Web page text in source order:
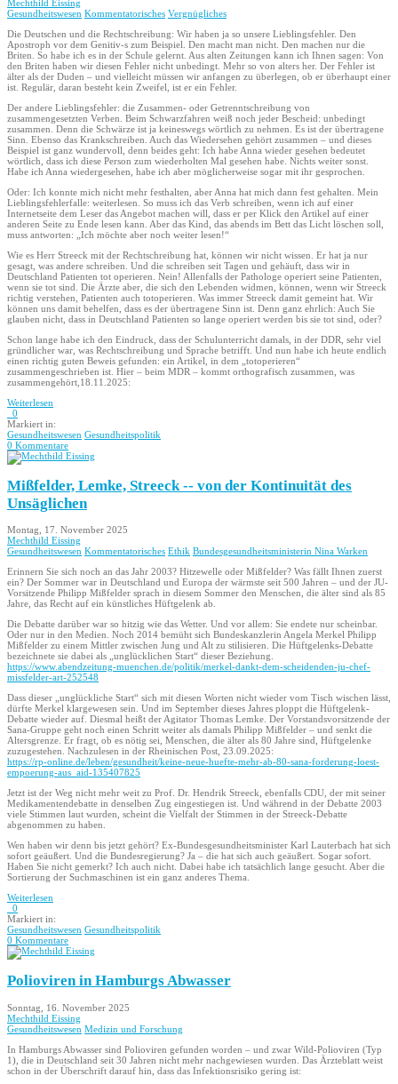
Mechthild Eissing
Gesundheitswesen Kommentatorisches Vergnügliches
Die Deutschen und die Rechtschreibung: Wir haben ja so unsere Lieblingsfehler. Den
Apostroph vor dem Genitiv-s zum Beispiel. Den macht man nicht. Den machen nur die
Briten. So habe ich es in der Schule gelernt. Aus alten Zeitungen kann ich Ihnen sagen: Von
den Briten haben wir diesen Fehler nicht unbedingt. Mehr so von alters her. Der Fehler ist
älter als der Duden – und vielleicht müssen wir anfangen zu überlegen, ob er überhaupt einer
ist. Regulär, daran besteht kein Zweifel, ist er ein Fehler.
Der andere Lieblingsfehler: die Zusammen- oder Getrenntschreibung von
zusammengesetzten Verben. Beim Schwarzfahren weiß noch jeder Bescheid: unbedingt
zusammen. Denn die Schwärze ist ja keineswegs wörtlich zu nehmen. Es ist der übertragene
Sinn. Ebenso das Krankschreiben. Auch das Wiedersehen gehört zusammen – und dieses
Beispiel ist ganz wundervoll, denn beides geht: Ich habe Anna wieder gesehen bedeutet
wörtlich, dass ich diese Person zum wiederholten Mal gesehen habe. Nichts weiter sonst.
Habe ich Anna wiedergesehen, habe ich aber möglicherweise sogar mit ihr gesprochen.
Oder: Ich konnte mich nicht mehr festhalten, aber Anna hat mich dann fest gehalten. Mein
Lieblingsfehlerfalle: weiterlesen. So muss ich das Verb schreiben, wenn ich auf einer
Internetseite dem Leser das Angebot machen will, dass er per Klick den Artikel auf einer
anderen Seite zu Ende lesen kann. Aber das Kind, das abends im Bett das Licht löschen soll,
muss antworten: „Ich möchte aber noch weiter lesen!“
Wie es Herr Streeck mit der Rechtschreibung hat, können wir nicht wissen. Er hat ja nur
gesagt, was andere schreiben. Und die schreiben seit Tagen und gehäuft, dass wir in
Deutschland Patienten tot operieren. Nein! Allenfalls der Pathologe operiert seine Patienten,
wenn sie tot sind. Die Ärzte aber, die sich den Lebenden widmen, können, wenn wir Streeck
richtig verstehen, Patienten auch totoperieren. Was immer Streeck damit gemeint hat. Wir
können uns damit behelfen, dass es der übertragene Sinn ist. Denn ganz ehrlich: Auch Sie
glauben nicht, dass in Deutschland Patienten so lange operiert werden bis sie tot sind, oder?
Schon lange habe ich den Eindruck, dass der Schulunterricht damals, in der DDR, sehr viel
gründlicher war, was Rechtschreibung und Sprache betrifft. Und nun habe ich heute endlich
einen richtig guten Beweis gefunden: ein Artikel, in dem „totoperieren“
zusammengeschrieben ist. Hier – beim MDR – kommt orthografisch zusammen, was
zusammengehört,18.11.2025:
Weiterlesen
0
Markiert in:
Gesundheitswesen Gesundheitspolitik
0 Kommentare
Mißfelder, Lemke, Streeck -- von der Kontinuität des
Unsäglichen
Montag, 17. November 2025
Mechthild Eissing
Gesundheitswesen Kommentatorisches Ethik Bundesgesundheitsministerin Nina Warken
Erinnern Sie sich noch an das Jahr 2003? Hitzewelle oder Mißfelder? Was fällt Ihnen zuerst
ein? Der Sommer war in Deutschland und Europa der wärmste seit 500 Jahren – und der JU-
Vorsitzende Philipp Mißfelder sprach in diesem Sommer den Menschen, die älter sind als 85
Jahre, das Recht auf ein künstliches Hüftgelenk ab.
Die Debatte darüber war so hitzig wie das Wetter. Und vor allem: Sie endete nur scheinbar.
Oder nur in den Medien. Noch 2014 bemüht sich Bundeskanzlerin Angela Merkel Philipp
Mißfelder zu einem Mittler zwischen Jung und Alt zu stilisieren. Die Hüftgelenks-Debatte
bezeichnete sie dabei als „unglücklichen Start“ dieser Beziehung.
https://www.abendzeitung-muenchen.de/politik/merkel-dankt-dem-scheidenden-ju-chef-
missfelder-art-252548
Dass dieser „unglückliche Start“ sich mit diesen Worten nicht wieder vom Tisch wischen lässt,
dürfte Merkel klargewesen sein. Und im September dieses Jahres ploppt die Hüftgelenk-
Debatte wieder auf. Diesmal heißt der Agitator Thomas Lemke. Der Vorstandsvorsitzende der
Sana-Gruppe geht noch einen Schritt weiter als damals Philipp Mißfelder – und senkt die
Altersgrenze. Er fragt, ob es nötig sei, Menschen, die älter als 80 Jahre sind, Hüftgelenke
zuzugestehen. Nachzulesen in der Rheinischen Post, 23.09.2025:
https://rp-online.de/leben/gesundheit/keine-neue-huefte-mehr-ab-80-sana-forderung-loest-
empoerung-aus_aid-135407825
Jetzt ist der Weg nicht mehr weit zu Prof. Dr. Hendrik Streeck, ebenfalls CDU, der mit seiner
Medikamentendebatte in denselben Zug eingestiegen ist. Und während in der Debatte 2003
viele Stimmen laut wurden, scheint die Vielfalt der Stimmen in der Streeck-Debatte
abgenommen zu haben.
Wen haben wir denn bis jetzt gehört? Ex-Bundesgesundheitsminister Karl Lauterbach hat sich
sofort geäußert. Und die Bundesregierung? Ja – die hat sich auch geäußert. Sogar sofort.
Haben Sie nicht gemerkt? Ich auch nicht. Dabei habe ich tatsächlich lange gesucht. Aber die
Sortierung der Suchmaschinen ist ein ganz anderes Thema.
Weiterlesen
0
Markiert in:
Gesundheitswesen Gesundheitspolitik
0 Kommentare
Polioviren in Hamburgs Abwasser
Sonntag, 16. November 2025
Mechthild Eissing
Gesundheitswesen Medizin und Forschung
In Hamburgs Abwasser sind Polioviren gefunden worden – und zwar Wild-Polioviren (Typ
1), die in Deutschland seit 30 Jahren nicht mehr nachgewiesen wurden. Das Ärzteblatt weist
schon in der Überschrift darauf hin, dass das Infektionsrisiko gering ist: